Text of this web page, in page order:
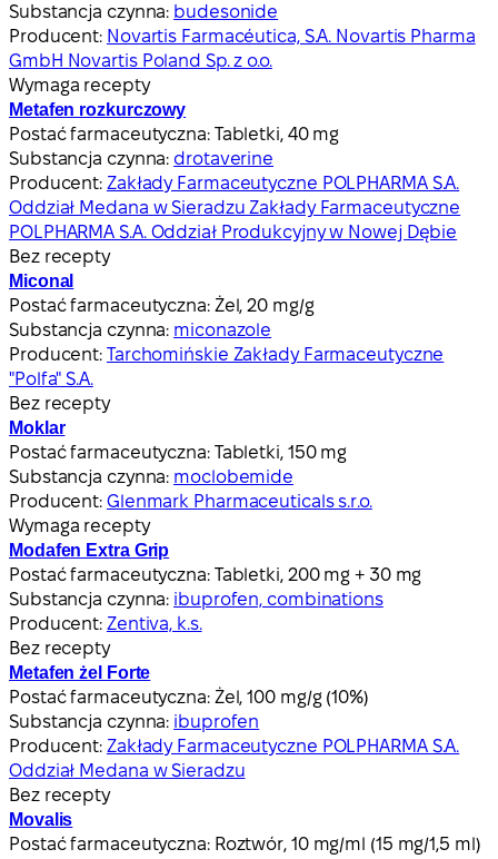
Substancja czynna: budesonide
Producent: Novartis Farmacéutica, S.A. Novartis Pharma
GmbH Novartis Poland Sp. z o.o.
Wymaga recepty
Metafen rozkurczowy
Postać farmaceutyczna: Tabletki, 40 mg
Substancja czynna: drotaverine
Producent: Zakłady Farmaceutyczne POLPHARMA S.A.
Oddział Medana w Sieradzu Zakłady Farmaceutyczne
POLPHARMA S.A. Oddział Produkcyjny w Nowej Dębie
Bez recepty
Miconal
Postać farmaceutyczna: Żel, 20 mg/g
Substancja czynna: miconazole
Producent: Tarchomińskie Zakłady Farmaceutyczne
"Polfa" S.A.
Bez recepty
Moklar
Postać farmaceutyczna: Tabletki, 150 mg
Substancja czynna: moclobemide
Producent: Glenmark Pharmaceuticals s.r.o.
Wymaga recepty
Modafen Extra Grip
Postać farmaceutyczna: Tabletki, 200 mg + 30 mg
Substancja czynna: ibuprofen, combinations
Producent: Zentiva, k.s.
Bez recepty
Metafen żel Forte
Postać farmaceutyczna: Żel, 100 mg/g (10%)
Substancja czynna: ibuprofen
Producent: Zakłady Farmaceutyczne POLPHARMA S.A.
Oddział Medana w Sieradzu
Bez recepty
Movalis
Postać farmaceutyczna: Roztwór, 10 mg/ml (15 mg/1,5 ml)